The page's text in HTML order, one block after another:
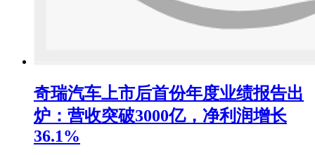
奇瑞汽车上市后首份年度业绩报告出
炉：营收突破3000亿，净利润增长
36.1%